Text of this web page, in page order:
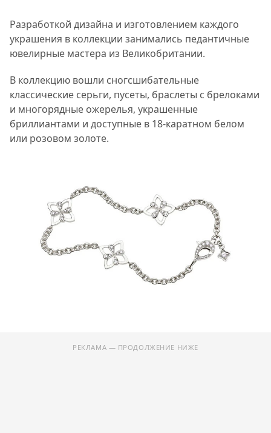
Разработкой дизайна и изготовлением каждого
украшения в коллекции занимались педантичные
ювелирные мастера из Великобритании.
В коллекцию вошли сногсшибательные
классические серьги, пусеты, браслеты с брелоками
и многорядные ожерелья, украшенные
бриллиантами и доступные в 18-каратном белом
или розовом золоте.
РЕКЛАМА — ПРОДОЛЖЕНИЕ НИЖЕ